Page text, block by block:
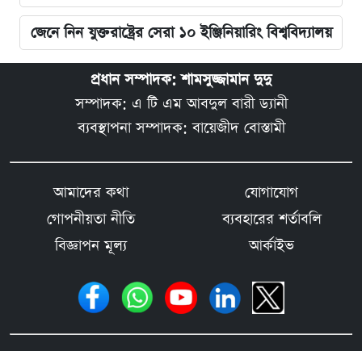
জেনে নিন যুক্তরাষ্ট্রের সেরা ১০ ইঞ্জিনিয়ারিং বিশ্ববিদ্যালয়
প্রধান সম্পাদক: শামসুজ্জামান দুদু
সম্পাদক: এ টি এম আবদুল বারী ড্যানী
ব্যবস্থাপনা সম্পাদক: বায়েজীদ বোস্তামী
আমাদের কথা
যোগাযোগ
গোপনীয়তা নীতি
ব্যবহারের শর্তাবলি
বিজ্ঞাপন মূল্য
আর্কাইভ